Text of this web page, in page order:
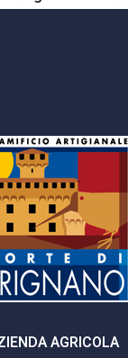
AGRICOLA